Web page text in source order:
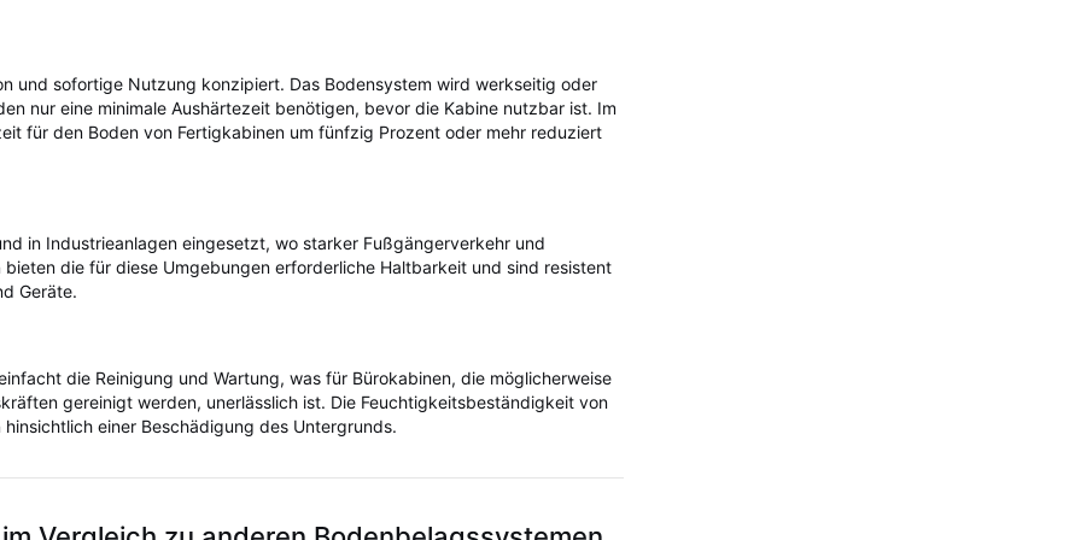
und sofortige Nutzung konzipiert. Das Bodensystem wird werkseitig oder
nur eine minimale Aushärtezeit benötigen, bevor die Kabine nutzbar ist. Im
für den Boden von Fertigkabinen um fünfzig Prozent oder mehr reduziert
in Industrieanlagen eingesetzt, wo starker Fußgängerverkehr und
die für diese Umgebungen erforderliche Haltbarkeit und sind resistent
Geräte.
die Reinigung und Wartung, was für Bürokabinen, die möglicherweise
gereinigt werden, unerlässlich ist. Die Feuchtigkeitsbeständigkeit von
einer Beschädigung des Untergrunds.